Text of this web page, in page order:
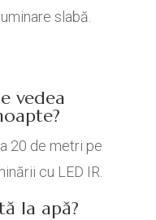
slabă.
vedea
20 de metri pe
cu LED IR.
la apă?